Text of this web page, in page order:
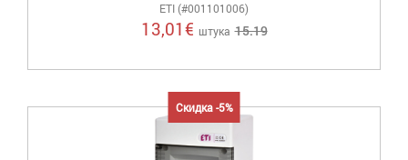
ETI (#001101006)
13,01€ штука 15.19
Скидка -5%